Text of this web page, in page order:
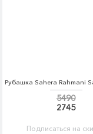
5490
2745
Подписаться на